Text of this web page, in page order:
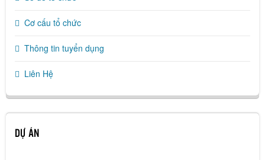
Cơ cấu tổ chức
Thông tin tuyển dụng
Liên Hệ
DỰ ÁN